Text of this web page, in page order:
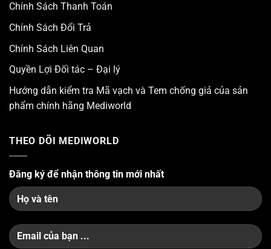
Chính Sách Thanh Toán
Chính Sách Đổi Trả
Chính Sách Liên Quan
Quyền Lợi Đối tác – Đại lý
Hướng dẫn kiểm tra Mã vạch và Tem chống giả của sản
phẩm chính hãng Mediworld
THEO DÕI MEDIWORLD
Đăng ký để nhận thông tin mới nhất